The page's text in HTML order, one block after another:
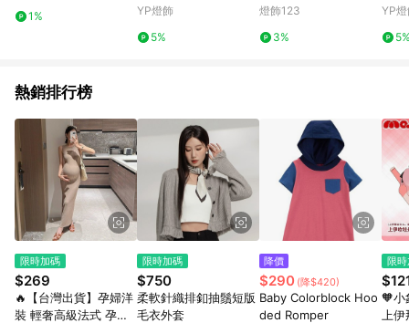
1%
YP燈飾
5%
燈飾123
3%
33B
YP
熱銷排行榜
限時加碼
$269
🔥【台灣出貨】孕婦洋
裝 輕奢高級法式 孕婦
限時加碼
$750
柔軟針織排釦抽鬚短版
毛衣外套
降價
$290 (降$420)
Baby Colorblock Hoo
ded Romper
限
🧡小
上